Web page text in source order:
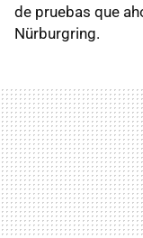
de pruebas que
Nürburgring.